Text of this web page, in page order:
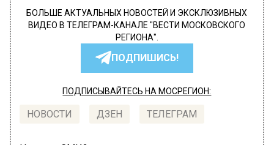
БОЛЬШЕ АКТУАЛЬНЫХ НОВОСТЕЙ И ЭКСКЛЮЗИВНЫХ
ВИДЕО В ТЕЛЕГРАМ-КАНАЛЕ "ВЕСТИ МОСКОВСКОГО
РЕГИОНА".
ПОДПИШИСЬ!
ПОДПИСЫВАЙТЕСЬ НА МОСРЕГИОН:
НОВОСТИ ДЗЕН ТЕЛЕГРАМ